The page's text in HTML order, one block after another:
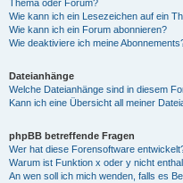
Thema oder Forum?
Wie kann ich ein Lesezeichen auf ein
Wie kann ich ein Forum abonnieren?
Wie deaktiviere ich meine
Dateianhänge
Welche Dateianhänge sind in diesem
Kann ich eine Übersicht all meiner
phpBB betreffende Fragen
Wer hat diese Forensoftware
Warum ist Funktion x oder y nicht
An wen soll ich mich wenden, falls es